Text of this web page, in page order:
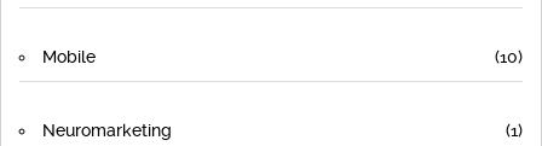
Mobile (10)
Neuromarketing (1)